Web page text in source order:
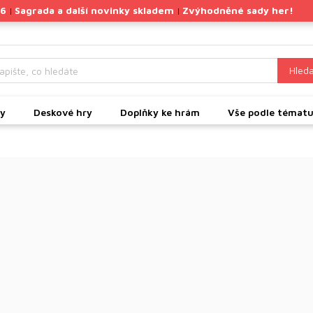
| Sagrada a další novinky skladem | Zvýhodněné sady her!
Deskové hry Doplňky ke hrám Vše podle tématu